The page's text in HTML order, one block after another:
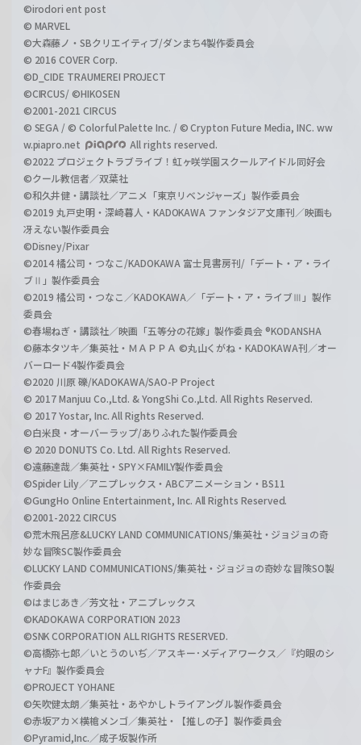
©irodori ent post
© MARVEL
©大森藤ノ・SBクリエイティブ/ダンまち4製作委員会
© 2016 COVER Corp.
©D_CIDE TRAUMEREI PROJECT
©CIRCUS/ ©HIKOSEN
©2001-2021 CIRCUS
© SEGA / © Colorful Palette Inc. / © Crypton Future Media, INC. ww
w.piapro.net
All rights reserved.
©2022 プロジェクトラブライブ！虹ヶ咲学園スクールアイドル同好会
©クール教信者／双葉社
©和久井健・講談社／アニメ「東京リベンジャーズ」製作委員会
©2019 丸戸史明・深崎暮人・KADOKAWA ファンタジア文庫刊／映画も
冴えない製作委員会
©Disney/Pixar
©2014 橘公司・つなこ/KADOKAWA 富士見書房刊/「デート・ア・ライ
ブⅡ」製作委員会
©2019 橘公司・つなこ／KADOKAWA／「デート・ア・ライブⅢ」製作
委員会
©春場ねぎ・講談社／映画「五等分の花嫁」製作委員会 ®KODANSHA
©藤本タツキ／集英社・ＭＡＰＰＡ ©丸山くがね・KADOKAWA刊／オー
バーロード4製作委員会
©2020 川原 礫/KADOKAWA/SAO-P Project
© 2017 Manjuu Co.,Ltd. & YongShi Co.,Ltd. All Rights Reserved.
© 2017 Yostar, Inc. All Rights Reserved.
©白米良・オーバーラップ/ありふれた製作委員会
© 2020 DONUTS Co. Ltd. All Rights Reserved.
©遠藤達哉／集英社・SPY×FAMILY製作委員会
©Spider Lily／アニプレックス・ABCアニメーション・BS11
©GungHo Online Entertainment, Inc. All Rights Reserved.
©2001-2022 CIRCUS
©荒木飛呂彦&LUCKY LAND COMMUNICATIONS/集英社・ジョジョの奇
妙な冒険SC製作委員会
©LUCKY LAND COMMUNICATIONS/集英社・ジョジョの奇妙な冒険SO製
作委員会
©はまじあき／芳文社・アニプレックス
©KADOKAWA CORPORATION 2023
©SNK CORPORATION ALL RIGHTS RESERVED.
©高橋弥七郎／いとうのいぢ／アスキー･メディアワークス／『灼眼のシ
ャナF』製作委員会
©PROJECT YOHANE
©矢吹健太朗／集英社・あやかしトライアングル製作委員会
©赤坂アカ×横槍メンゴ／集英社・【推しの子】製作委員会
©Pyramid,Inc.／成子坂製作所